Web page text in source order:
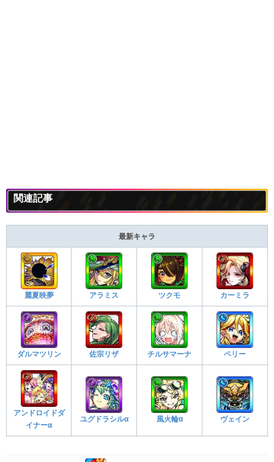
関連記事
最新キャラ
麗夏映夢 アラミス ツクモ カーミラ
ダルマツリン 佐宗リザ チルサマーナ ペリー
アンドロイドダ
イナーα
ユグドラシルα 風火輪α ヴェイン